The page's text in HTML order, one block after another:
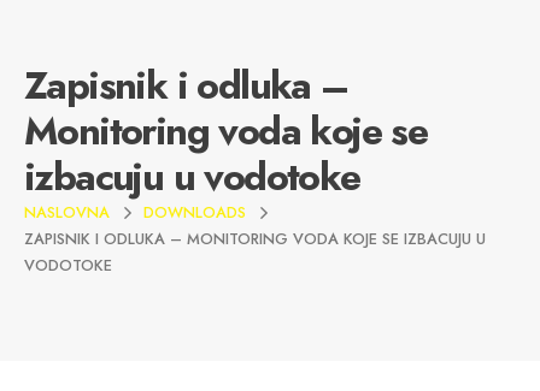
Zapisnik i odluka –
Monitoring voda koje se
izbacuju u vodotoke
NASLOVNA
DOWNLOADS
ZAPISNIK I ODLUKA – MONITORING VODA KOJE SE IZBACUJU U
VODOTOKE